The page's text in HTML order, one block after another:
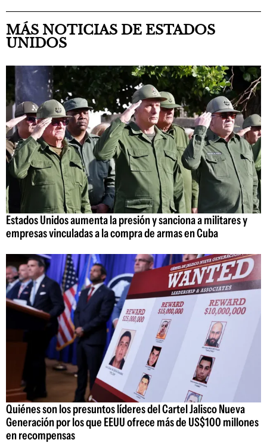
MÁS NOTICIAS DE ESTADOS
UNIDOS
Estados Unidos aumenta la presión y sanciona a militares y
empresas vinculadas a la compra de armas en Cuba
Quiénes son los presuntos líderes del Cartel Jalisco Nueva
Generación por los que EEUU ofrece más de US$100 millones
en recompensas